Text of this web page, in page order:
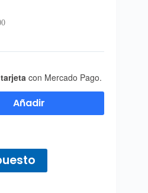
con Mercado Pago.
Añadir